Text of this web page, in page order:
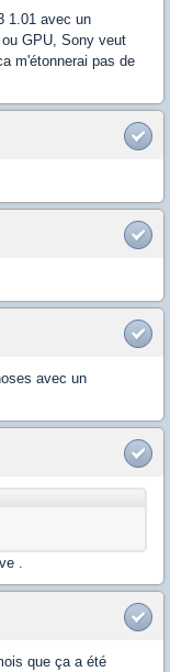
1.01 avec un
GPU, Sony veut
m'étonnerai pas de
avec un
.
que ça a été